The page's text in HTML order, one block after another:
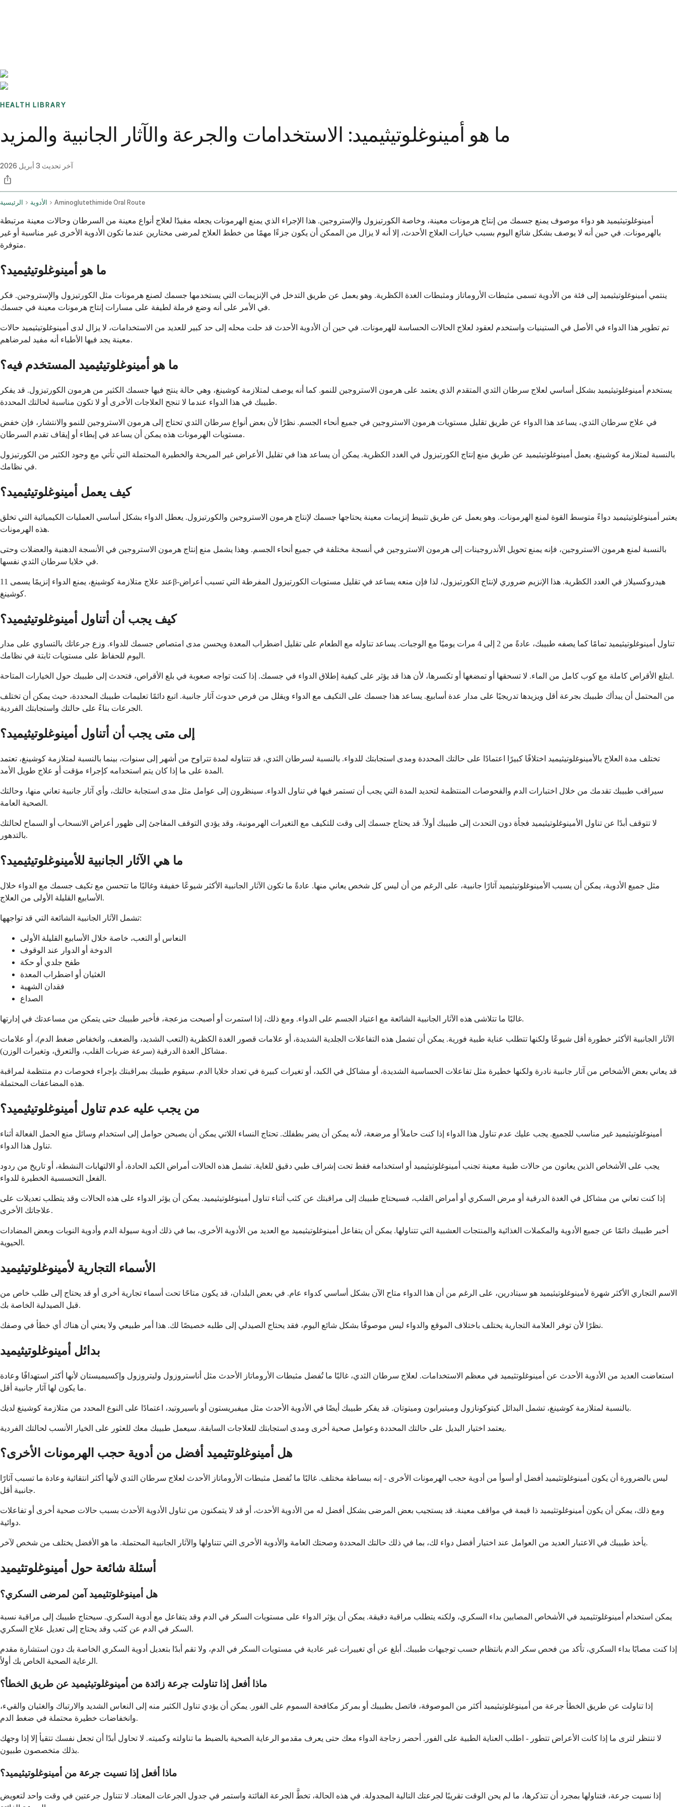
HEALTH LIBRARY
ما هو أمينوغلوتيثيميد: الاستخدامات والجرعة والآثار الجانبية والمزيد
آخر تحديث 3 أبريل 2026
الرئيسية الأدوية Aminoglutethimide Oral Route
أمينوغلوتيثيميد هو دواء موصوف يمنع جسمك من إنتاج هرمونات معينة، وخاصة الكورتيزول والإستروجين. هذا الإجراء الذي يمنع الهرمونات يجعله مفيدًا لعلاج أنواع معينة من السرطان وحالات معينة مرتبطة
بالهرمونات. في حين أنه لا يوصف بشكل شائع اليوم بسبب خيارات العلاج الأحدث، إلا أنه لا يزال من الممكن أن يكون جزءًا مهمًا من خطط العلاج لمرضى مختارين عندما تكون الأدوية الأخرى غير مناسبة أو غير
متوفرة.
ما هو أمينوغلوتيثيميد؟
ينتمي أمينوغلوتيثيميد إلى فئة من الأدوية تسمى مثبطات الأروماتاز ​​ومثبطات الغدة الكظرية. وهو يعمل عن طريق التدخل في الإنزيمات التي يستخدمها جسمك لصنع هرمونات مثل الكورتيزول والإستروجين. فكر
في الأمر على أنه وضع فرملة لطيفة على مسارات إنتاج هرمونات معينة في جسمك.
تم تطوير هذا الدواء في الأصل في الستينيات واستخدم لعقود لعلاج الحالات الحساسة للهرمونات. في حين أن الأدوية الأحدث قد حلت محله إلى حد كبير للعديد من الاستخدامات، لا يزال لدى أمينوغلوتيثيميد حالات
معينة يجد فيها الأطباء أنه مفيد لمرضاهم.
ما هو أمينوغلوتيثيميد المستخدم فيه؟
يستخدم أمينوغلوتيثيميد بشكل أساسي لعلاج سرطان الثدي المتقدم الذي يعتمد على هرمون الاستروجين للنمو. كما أنه يوصف لمتلازمة كوشينغ، وهي حالة ينتج فيها جسمك الكثير من هرمون الكورتيزول. قد يفكر
طبيبك في هذا الدواء عندما لا تنجح العلاجات الأخرى أو لا تكون مناسبة لحالتك المحددة.
في علاج سرطان الثدي، يساعد هذا الدواء عن طريق تقليل مستويات هرمون الاستروجين في جميع أنحاء الجسم. نظرًا لأن بعض أنواع سرطان الثدي تحتاج إلى هرمون الاستروجين للنمو والانتشار، فإن خفض
مستويات الهرمونات هذه يمكن أن يساعد في إبطاء أو إيقاف تقدم السرطان.
بالنسبة لمتلازمة كوشينغ، يعمل أمينوغلوتيثيميد عن طريق منع إنتاج الكورتيزول في الغدد الكظرية. يمكن أن يساعد هذا في تقليل الأعراض غير المريحة والخطيرة المحتملة التي تأتي مع وجود الكثير من الكورتيزول
في نظامك.
كيف يعمل أمينوغلوتيثيميد؟
يعتبر أمينوغلوتيثيميد دواءً متوسط القوة لمنع الهرمونات. وهو يعمل عن طريق تثبيط إنزيمات معينة يحتاجها جسمك لإنتاج هرمون الاستروجين والكورتيزول. يعطل الدواء بشكل أساسي العمليات الكيميائية التي تخلق
هذه الهرمونات.
بالنسبة لمنع هرمون الاستروجين، فإنه يمنع تحويل الأندروجينات إلى هرمون الاستروجين في أنسجة مختلفة في جميع أنحاء الجسم. وهذا يشمل منع إنتاج هرمون الاستروجين في الأنسجة الدهنية والعضلات وحتى
في خلايا سرطان الثدي نفسها.
عند علاج متلازمة كوشينغ، يمنع الدواء إنزيمًا يسمى 11β-هيدروكسيلاز في الغدد الكظرية. هذا الإنزيم ضروري لإنتاج الكورتيزول، لذا فإن منعه يساعد في تقليل مستويات الكورتيزول المفرطة التي تسبب أعراض
كوشينغ.
كيف يجب أن أتناول أمينوغلوتيثيميد؟
تناول أمينوغلوتيثيميد تمامًا كما يصفه طبيبك، عادةً من 2 إلى 4 مرات يوميًا مع الوجبات. يساعد تناوله مع الطعام على تقليل اضطراب المعدة ويحسن مدى امتصاص جسمك للدواء. وزع جرعاتك بالتساوي على مدار
اليوم للحفاظ على مستويات ثابتة في نظامك.
ابتلع الأقراص كاملة مع كوب كامل من الماء. لا تسحقها أو تمضغها أو تكسرها، لأن هذا قد يؤثر على كيفية إطلاق الدواء في جسمك. إذا كنت تواجه صعوبة في بلع الأقراص، فتحدث إلى طبيبك حول الخيارات المتاحة.
من المحتمل أن يبدأك طبيبك بجرعة أقل ويزيدها تدريجيًا على مدار عدة أسابيع. يساعد هذا جسمك على التكيف مع الدواء ويقلل من فرص حدوث آثار جانبية. اتبع دائمًا تعليمات طبيبك المحددة، حيث يمكن أن تختلف
الجرعات بناءً على حالتك واستجابتك الفردية.
إلى متى يجب أن أتناول أمينوغلوتيثيميد؟
تختلف مدة العلاج بالأمينوغلوتيثيميد اختلافًا كبيرًا اعتمادًا على حالتك المحددة ومدى استجابتك للدواء. بالنسبة لسرطان الثدي، قد تتناوله لمدة تتراوح من أشهر إلى سنوات، بينما بالنسبة لمتلازمة كوشينغ، تعتمد
المدة على ما إذا كان يتم استخدامه كإجراء مؤقت أو علاج طويل الأمد.
سيراقب طبيبك تقدمك من خلال اختبارات الدم والفحوصات المنتظمة لتحديد المدة التي يجب أن تستمر فيها في تناول الدواء. سينظرون إلى عوامل مثل مدى استجابة حالتك، وأي آثار جانبية تعاني منها، وحالتك
الصحية العامة.
لا تتوقف أبدًا عن تناول الأمينوغلوتيثيميد فجأة دون التحدث إلى طبيبك أولاً. قد يحتاج جسمك إلى وقت للتكيف مع التغيرات الهرمونية، وقد يؤدي التوقف المفاجئ إلى ظهور أعراض الانسحاب أو السماح لحالتك
بالتدهور.
ما هي الآثار الجانبية للأمينوغلوتيثيميد؟
مثل جميع الأدوية، يمكن أن يسبب الأمينوغلوتيثيميد آثارًا جانبية، على الرغم من أن ليس كل شخص يعاني منها. عادةً ما تكون الآثار الجانبية الأكثر شيوعًا خفيفة وغالبًا ما تتحسن مع تكيف جسمك مع الدواء خلال
الأسابيع القليلة الأولى من العلاج.
تشمل الآثار الجانبية الشائعة التي قد تواجهها:
النعاس أو التعب، خاصة خلال الأسابيع القليلة الأولى
الدوخة أو الدوار عند الوقوف
طفح جلدي أو حكة
الغثيان أو اضطراب المعدة
فقدان الشهية
الصداع
غالبًا ما تتلاشى هذه الآثار الجانبية الشائعة مع اعتياد الجسم على الدواء. ومع ذلك، إذا استمرت أو أصبحت مزعجة، فأخبر طبيبك حتى يتمكن من مساعدتك في إدارتها.
الآثار الجانبية الأكثر خطورة أقل شيوعًا ولكنها تتطلب عناية طبية فورية. يمكن أن تشمل هذه التفاعلات الجلدية الشديدة، أو علامات قصور الغدة الكظرية (التعب الشديد، والضعف، وانخفاض ضغط الدم)، أو علامات
مشاكل الغدة الدرقية (سرعة ضربات القلب، والتعرق، وتغيرات الوزن).
قد يعاني بعض الأشخاص من آثار جانبية نادرة ولكنها خطيرة مثل تفاعلات الحساسية الشديدة، أو مشاكل في الكبد، أو تغيرات كبيرة في تعداد خلايا الدم. سيقوم طبيبك بمراقبتك بإجراء فحوصات دم منتظمة لمراقبة
هذه المضاعفات المحتملة.
من يجب عليه عدم تناول أمينوغلوتيثيميد؟
أمينوغلوتيثيميد غير مناسب للجميع. يجب عليك عدم تناول هذا الدواء إذا كنت حاملاً أو مرضعة، لأنه يمكن أن يضر بطفلك. تحتاج النساء اللاتي يمكن أن يصبحن حوامل إلى استخدام وسائل منع الحمل الفعالة أثناء
تناول هذا الدواء.
يجب على الأشخاص الذين يعانون من حالات طبية معينة تجنب أمينوغلوتيثيميد أو استخدامه فقط تحت إشراف طبي دقيق للغاية. تشمل هذه الحالات أمراض الكبد الحادة، أو الالتهابات النشطة، أو تاريخ من ردود
الفعل التحسسية الخطيرة للدواء.
إذا كنت تعاني من مشاكل في الغدة الدرقية أو مرض السكري أو أمراض القلب، فسيحتاج طبيبك إلى مراقبتك عن كثب أثناء تناول أمينوغلوتيثيميد. يمكن أن يؤثر الدواء على هذه الحالات وقد يتطلب تعديلات على
علاجاتك الأخرى.
أخبر طبيبك دائمًا عن جميع الأدوية والمكملات الغذائية والمنتجات العشبية التي تتناولها. يمكن أن يتفاعل أمينوغلوتيثيميد مع العديد من الأدوية الأخرى، بما في ذلك أدوية سيولة الدم وأدوية النوبات وبعض المضادات
الحيوية.
الأسماء التجارية لأمينوغلوتيثيميد
الاسم التجاري الأكثر شهرة لأمينوغلوتيثيميد هو سيتادرين، على الرغم من أن هذا الدواء متاح الآن بشكل أساسي كدواء عام. في بعض البلدان، قد يكون متاحًا تحت أسماء تجارية أخرى أو قد يحتاج إلى طلب خاص من
قبل الصيدلية الخاصة بك.
نظرًا لأن توفر العلامة التجارية يختلف باختلاف الموقع والدواء ليس موصوفًا بشكل شائع اليوم، فقد يحتاج الصيدلي إلى طلبه خصيصًا لك. هذا أمر طبيعي ولا يعني أن هناك أي خطأ في وصفك.
بدائل أمينوغلوتيثيميد
استعاضت العديد من الأدوية الأحدث عن أمينوغلوتثيميد في معظم الاستخدامات. لعلاج سرطان الثدي، غالبًا ما تُفضل مثبطات الأروماتاز ​​الأحدث مثل أناستروزول وليتروزول وإكسيميستان لأنها أكثر استهدافًا وعادة
ما يكون لها آثار جانبية أقل.
بالنسبة لمتلازمة كوشينغ، تشمل البدائل كيتوكونازول وميتيرابون وميتوتان. قد يفكر طبيبك أيضًا في الأدوية الأحدث مثل ميفبريستون أو باسيروتيد، اعتمادًا على النوع المحدد من متلازمة كوشينغ لديك.
يعتمد اختيار البديل على حالتك المحددة وعوامل صحية أخرى ومدى استجابتك للعلاجات السابقة. سيعمل طبيبك معك للعثور على الخيار الأنسب لحالتك الفردية.
هل أمينوغلوتثيميد أفضل من أدوية حجب الهرمونات الأخرى؟
ليس بالضرورة أن يكون أمينوغلوتثيميد أفضل أو أسوأ من أدوية حجب الهرمونات الأخرى - إنه ببساطة مختلف. غالبًا ما تُفضل مثبطات الأروماتاز ​​الأحدث لعلاج سرطان الثدي لأنها أكثر انتقائية وعادة ما تسبب آثارًا
جانبية أقل.
ومع ذلك، يمكن أن يكون أمينوغلوتثيميد ذا قيمة في مواقف معينة. قد يستجيب بعض المرضى بشكل أفضل له من الأدوية الأحدث، أو قد لا يتمكنون من تناول الأدوية الأحدث بسبب حالات صحية أخرى أو تفاعلات
دوائية.
يأخذ طبيبك في الاعتبار العديد من العوامل عند اختيار أفضل دواء لك، بما في ذلك حالتك المحددة وصحتك العامة والأدوية الأخرى التي تتناولها والآثار الجانبية المحتملة. ما هو الأفضل يختلف من شخص لآخر.
أسئلة شائعة حول أمينوغلوتثيميد
هل أمينوغلوتثيميد آمن لمرضى السكري؟
يمكن استخدام أمينوغلوتثيميد في الأشخاص المصابين بداء السكري، ولكنه يتطلب مراقبة دقيقة. يمكن أن يؤثر الدواء على مستويات السكر في الدم وقد يتفاعل مع أدوية السكري. سيحتاج طبيبك إلى مراقبة نسبة
السكر في الدم عن كثب وقد يحتاج إلى تعديل علاج السكري.
إذا كنت مصابًا بداء السكري، تأكد من فحص سكر الدم بانتظام حسب توجيهات طبيبك. أبلغ عن أي تغييرات غير عادية في مستويات السكر في الدم، ولا تقم أبدًا بتعديل أدوية السكري الخاصة بك دون استشارة مقدم
الرعاية الصحية الخاص بك أولاً.
ماذا أفعل إذا تناولت جرعة زائدة من أمينوغلوتيثيميد عن طريق الخطأ؟
إذا تناولت عن طريق الخطأ جرعة من أمينوغلوتيثيميد أكثر من الموصوفة، فاتصل بطبيبك أو بمركز مكافحة السموم على الفور. يمكن أن يؤدي تناول الكثير منه إلى النعاس الشديد والارتباك والغثيان والقيء،
وانخفاضات خطيرة محتملة في ضغط الدم.
لا تنتظر لترى ما إذا كانت الأعراض تتطور - اطلب العناية الطبية على الفور. أحضر زجاجة الدواء معك حتى يعرف مقدمو الرعاية الصحية بالضبط ما تناولته وكميته. لا تحاول أبدًا أن تجعل نفسك تتقيأ إلا إذا وجهك
بذلك متخصصون طبيون.
ماذا أفعل إذا نسيت جرعة من أمينوغلوتيثيميد؟
إذا نسيت جرعة، فتناولها بمجرد أن تتذكرها، ما لم يحن الوقت تقريبًا لجرعتك التالية المجدولة. في هذه الحالة، تخطَّ الجرعة الفائتة واستمر في جدول الجرعات المعتاد. لا تتناول جرعتين في وقت واحد لتعويض